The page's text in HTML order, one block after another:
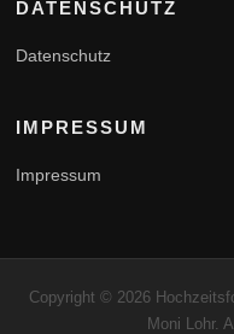
DATENSCHUTZ
Datenschutz
IMPRESSUM
Impressum
Copyright © 2026
Moni Lohr.